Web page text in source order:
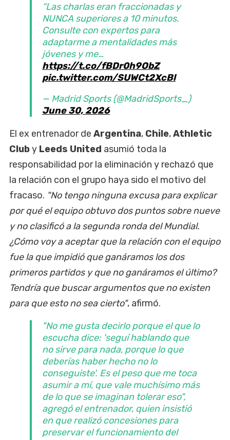
“Las charlas eran fraccionadas y
NUNCA superiores a 10 minutos.
Consulte con expertos para
adaptarme a mentalidades más
jóvenes y me…
https://t.co/fBDr0h9ObZ
pic.twitter.com/SUWCt2XcBl
— Madrid Sports (@MadridSports_)
June 30, 2026
El ex entrenador de Argentina, Chile,Athletic
Cluby Leeds United asumió toda la
responsabilidad por la eliminación y rechazó que
la relación con el grupo haya sido el motivo del
fracaso. "No tengo ninguna excusa para explicar
por qué el equipo obtuvo dos puntos sobre nueve
y no clasificó a la segunda ronda del Mundial.
¿Cómo voy a aceptar que la relación con el equipo
fue la que impidió que ganáramos los dos
primeros partidos y que no ganáramos el último?
Tendría que buscar argumentos que no existen
para que esto no sea cierto", afirmó.
"No me gusta decirlo porque el que lo
escucha dice: 'seguí hablando que
no sirve para nada, porque lo que
deberías haber hecho no lo
conseguiste'. Es el peso que me toca
asumir a mí, que vale muchísimo más
de lo que se imaginan tolerar eso",
agregó el entrenador, quien insistió
en que realizó concesiones para
preservar el funcionamiento del